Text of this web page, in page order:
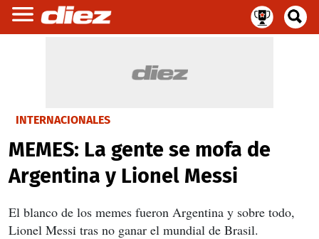
INTERNACIONALES
MEMES: La gente se mofa de
Argentina y Lionel Messi
El blanco de los memes fueron Argentina y sobre todo,
Lionel Messi tras no ganar el mundial de Brasil.